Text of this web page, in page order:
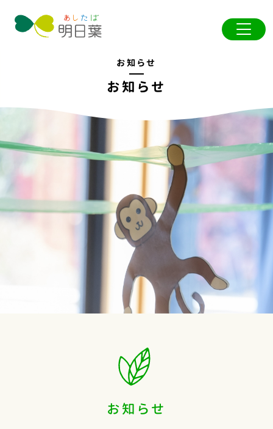
お知らせ
お知らせ
お知らせ